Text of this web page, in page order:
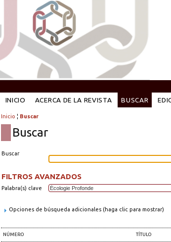
INICIO ACERCA DE LA REVISTA BUSCAR
Inicio ¦ Buscar
Buscar
Buscar
FILTROS AVANZADOS
Palabra(s) clave
Opciones de búsqueda adicionales (haga clic para mostrar)
NÚMERO TÍTULO